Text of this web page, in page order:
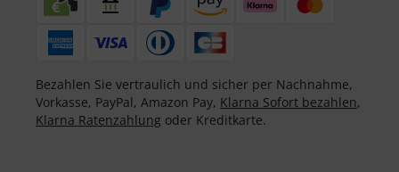
Bezahlen Sie vertraulich und sicher per Nachnahme,
Vorkasse, PayPal, Amazon Pay, Klarna Sofort bezahlen,
Klarna Ratenzahlung oder Kreditkarte.